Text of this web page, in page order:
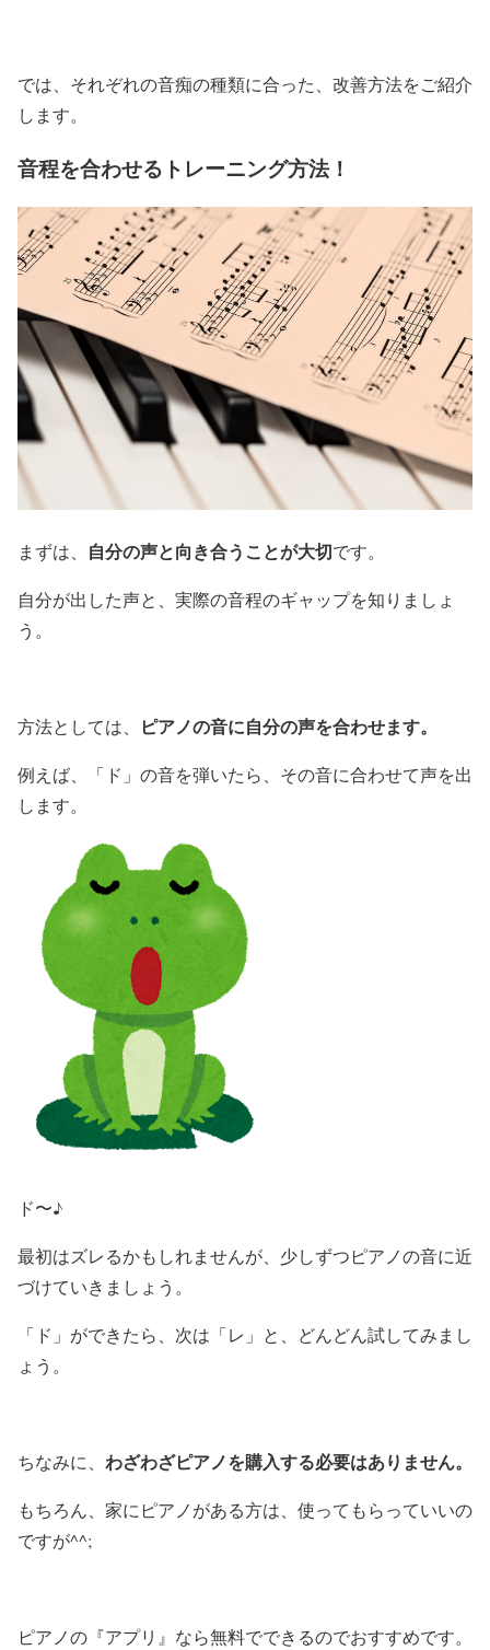
では、それぞれの音痴の種類に合った、改善方法をご紹介
します。
音程を合わせるトレーニング方法！
まずは、 自分の声と向き合うことが大切です。
自分が出した声と、実際の音程のギャップを知りましょ
う。
方法としては、 ピアノの音に自分の声を合わせます。
例えば、「ド」の音を弾いたら、その音に合わせて声を出
します。
ド〜♪
最初はズレるかもしれませんが、少しずつピアノの音に近
づけていきましょう。
「ド」ができたら、次は「レ」と、どんどん試してみまし
ょう。
ちなみに、 わざわざピアノを購入する必要はありません。
もちろん、家にピアノがある方は、使ってもらっていいの
ですが^^;
ピアノの『アプリ』なら無料でできるのでおすすめです。